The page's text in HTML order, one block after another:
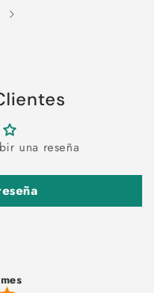
una reseña